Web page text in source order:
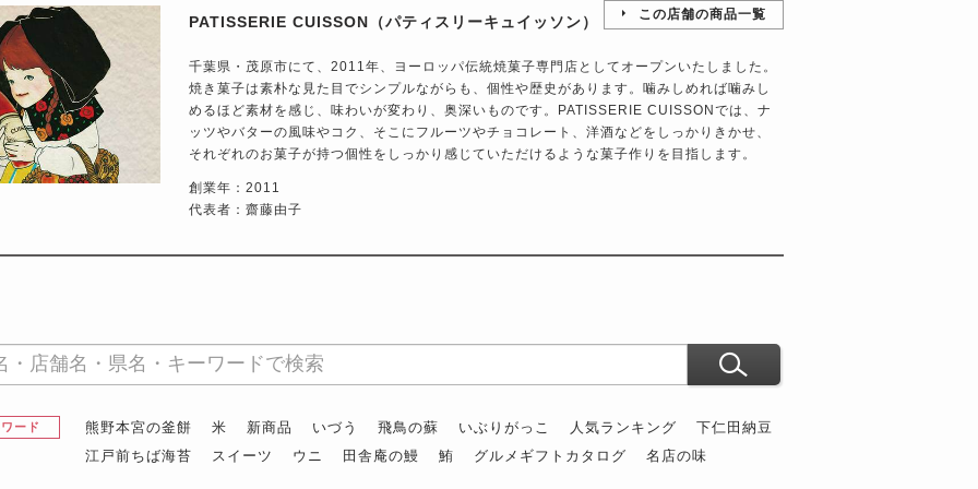
PATISSERIE CUISSON（パティスリーキュイッソン） この店舗の商品一覧
千葉県・茂原市にて、2011年、ヨーロッパ伝統焼菓子専門店としてオープンいたしました。
焼き菓子は素朴な見た目でシンプルながらも、個性や歴史があります。噛みしめれば噛みし
めるほど素材を感じ、味わいが変わり、奥深いものです。PATISSERIE CUISSONでは、ナ
ッツやバターの風味やコク、そこにフルーツやチョコレート、洋酒などをしっかりきかせ、
それぞれのお菓子が持つ個性をしっかり感じていただけるような菓子作りを目指します。
創業年：2011
代表者：齋藤由子
ード 熊野本宮の釜餅 米 新商品 いづう 飛鳥の蘇 いぶりがっこ 人気ランキング
下仁田納豆
江戸前ちば海苔
スイーツ ウニ 田舎庵の鰻 鮪 グルメギフトカタログ 名店の味